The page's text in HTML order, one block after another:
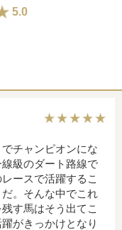
5.0
チャンピオンにな
級のダート路線で
ースで活躍するこ
。そんな中でこれ
す馬はそう出てこ
がきっかけとなり